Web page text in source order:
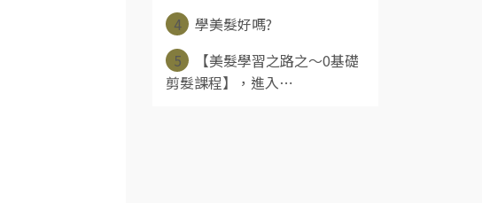
4
學美髮好嗎?
5
【美髮學習之路之～0基礎
剪髮課程】，進入⋯